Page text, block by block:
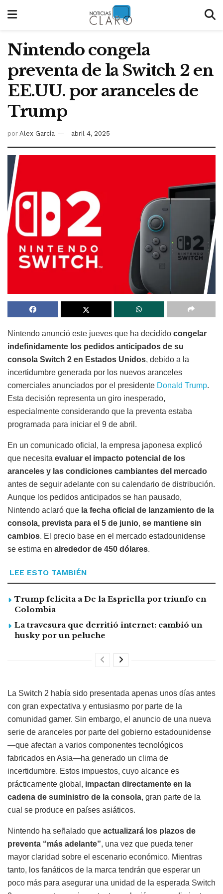
Nintendo congela
preventa de la Switch 2 en
EE.UU. por aranceles de
Trump
por Alex García abril 4, 2025
Nintendo anunció este jueves que ha decidido congelar
indefinidamente los pedidos anticipados de su
consola Switch 2 en Estados Unidos, debido a la
incertidumbre generada por los nuevos aranceles
comerciales anunciados por el presidente Donald Trump.
Esta decisión representa un giro inesperado,
especialmente considerando que la preventa estaba
programada para iniciar el 9 de abril.
En un comunicado oficial, la empresa japonesa explicó
que necesita evaluar el impacto potencial de los
aranceles y las condiciones cambiantes del mercado
antes de seguir adelante con su calendario de distribución.
Aunque los pedidos anticipados se han pausado,
Nintendo aclaró que la fecha oficial de lanzamiento de la
consola, prevista para el 5 de junio, se mantiene sin
cambios. El precio base en el mercado estadounidense
se estima en alrededor de 450 dólares.
LEE ESTO TAMBIÉN
Trump felicita a De la Espriella por triunfo en
Colombia
La travesura que derritió internet: cambió un
husky por un peluche
La Switch 2 había sido presentada apenas unos días antes
con gran expectativa y entusiasmo por parte de la
comunidad gamer. Sin embargo, el anuncio de una nueva
serie de aranceles por parte del gobierno estadounidense
—que afectan a varios componentes tecnológicos
fabricados en Asia—ha generado un clima de
incertidumbre. Estos impuestos, cuyo alcance es
prácticamente global, impactan directamente en la
cadena de suministro de la consola, gran parte de la
cual se produce en países asiáticos.
Nintendo ha señalado que actualizará los plazos de
preventa “más adelante”, una vez que pueda tener
mayor claridad sobre el escenario económico. Mientras
tanto, los fanáticos de la marca tendrán que esperar un
poco más para asegurar una unidad de la esperada Switch